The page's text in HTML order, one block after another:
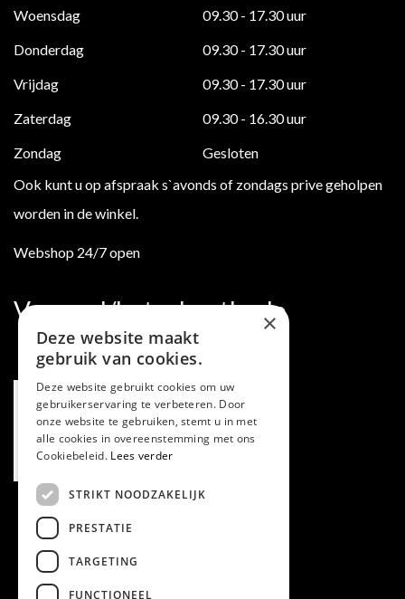
Woensdag
09.30 - 17.30 uur
Donderdag
09.30 - 17.30 uur
Vrijdag
09.30 - 17.30 uur
Zaterdag
09.30 - 16.30 uur
Zondag
Gesloten
Ook kunt u op afspraak s`avonds of zondags prive geholpen
worden in de winkel.
Webshop 24/7 open
Verzend/betaalmethode
×
Deze website maakt
gebruik van cookies.
Deze website gebruikt cookies om uw
gebruikerservaring te verbeteren. Door
onze website te gebruiken, stemt u in met
alle cookies in overeenstemming met ons
Cookiebeleid. Lees verder
STRIKT NOODZAKELIJK
PRESTATIE
TARGETING
FUNCTIONEEL